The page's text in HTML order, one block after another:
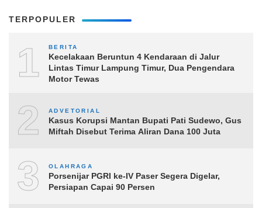
TERPOPULER
1 BERITA
Kecelakaan Beruntun 4 Kendaraan di Jalur
Lintas Timur Lampung Timur, Dua Pengendara
Motor Tewas
2 ADVETORIAL
Kasus Korupsi Mantan Bupati Pati Sudewo, Gus
Miftah Disebut Terima Aliran Dana 100 Juta
3 OLAHRAGA
Porsenijar PGRI ke-IV Paser Segera Digelar,
Persiapan Capai 90 Persen